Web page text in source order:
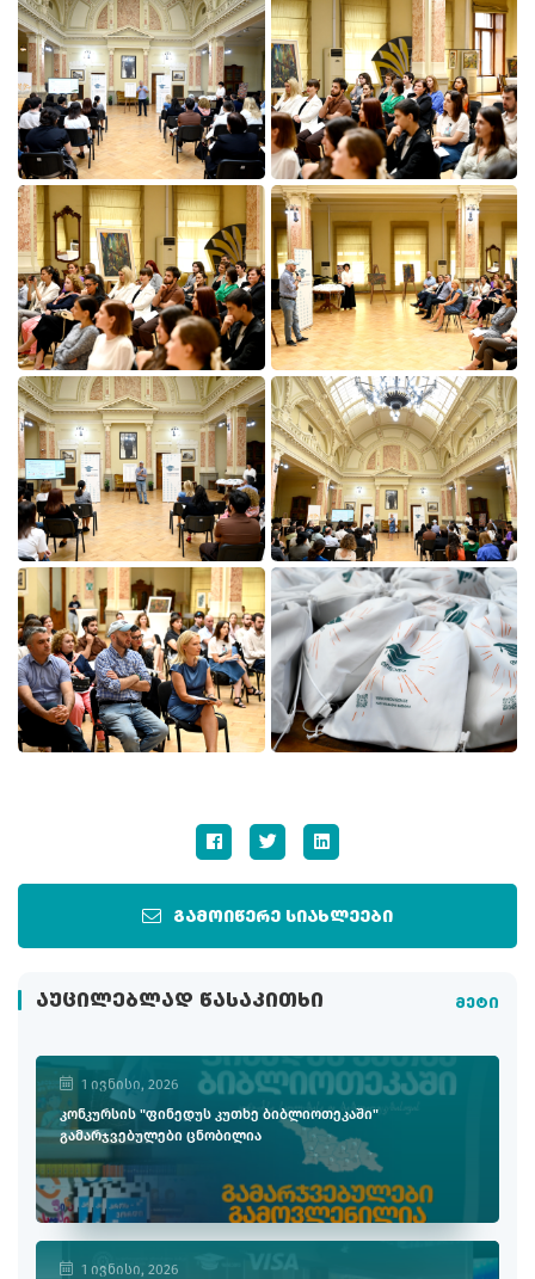
გამოიწერე სიახლეები
ᲐᲣᲪᲘᲚᲔᲑᲚᲐᲓ ᲬᲐᲡᲐᲙᲘᲗᲮᲘ მეტი
1 ივნისი, 2026
კონკურსის "ფინედუს კუთხე ბიბლიოთეკაში"
გამარჯვებულები ცნობილია
1 ივნისი, 2026